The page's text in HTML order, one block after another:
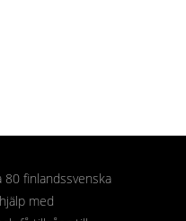
finlandssvenska
med